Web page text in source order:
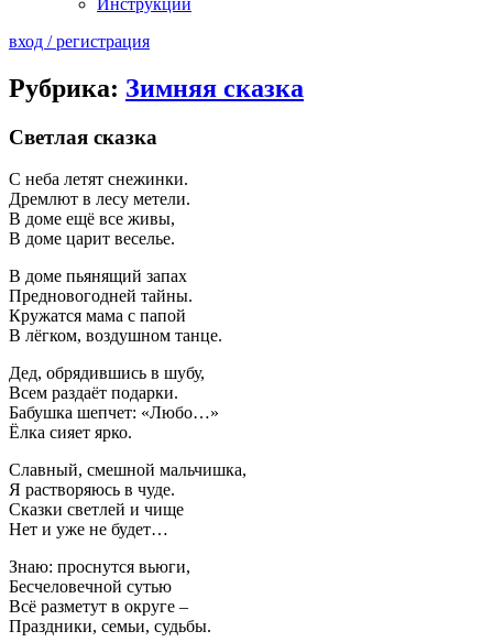
вход / регистрация
Рубрика: Зимняя сказка
Светлая сказка
С неба летят снежинки.
Дремлют в лесу метели.
В доме ещё все живы,
В доме царит веселье.
В доме пьянящий запах
Предновогодней тайны.
Кружатся мама с папой
В лёгком, воздушном танце.
Дед, обрядившись в шубу,
Всем раздаёт подарки.
Бабушка шепчет: «Любо…»
Ёлка сияет ярко.
Славный, смешной мальчишка,
Я растворяюсь в чуде.
Сказки светлей и чище
Нет и уже не будет…
Знаю: проснутся вьюги,
Бесчеловечной сутью
Всё разметут в округе –
Праздники, семьи, судьбы.